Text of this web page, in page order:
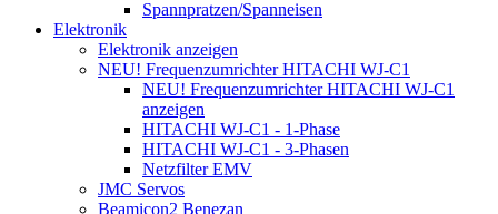
Spannpratzen/Spanneisen
Elektronik
Elektronik anzeigen
NEU! Frequenzumrichter HITACHI WJ-C1
NEU! Frequenzumrichter HITACHI WJ-C1
anzeigen
HITACHI WJ-C1 - 1-Phase
HITACHI WJ-C1 - 3-Phasen
Netzfilter EMV
JMC Servos
Beamicon2 Benezan